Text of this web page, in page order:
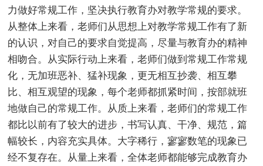
力做好常规工作，坚决执行教育办对教学常规的要求。
从整体上来看，老师们从思想上对教学常规工作有了新
的认识，对自己的要求自觉提高，尽量与教育办的精神
相吻合。从实际行动上来看，老师们做到常规工作常规
化，无加班恶补、猛补现象，更无相互抄袭、相互攀
比、相互观望的现象，每个老师都抓紧时间，按部就班
地做自己的常规工作。从质上来看，老师们的常规工作
都比以前有了较大的进步，书写认真、干净、规范，篇
幅较长，内容充实具体。大字稀行，寥寥数笔的现象已
经不复存在。从量上来看，全体老师都能够完成教育办